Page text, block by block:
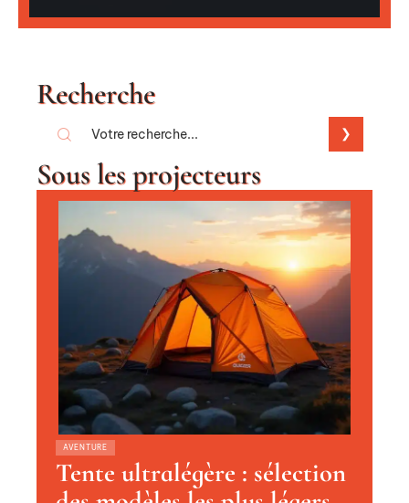
Recherche
Sous les projecteurs
AVENTURE
Tente ultralégère : sélection